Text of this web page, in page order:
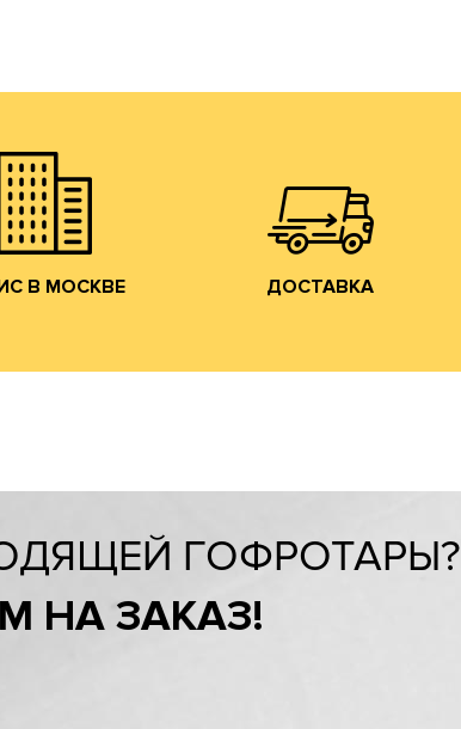
В МОСКВЕ
В МОСКВЕ
приглашаем
офис в Москве
ДОСТАВКА
ДОСТАВКА
федеральному округу
ГОФРОТАРЫ?
НА ЗАКАЗ!